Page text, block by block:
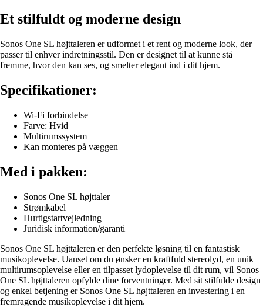
Et stilfuldt og moderne design
Sonos One SL højttaleren er udformet i et rent og moderne look, der
passer til enhver indretningsstil. Den er designet til at kunne stå
fremme, hvor den kan ses, og smelter elegant ind i dit hjem.
Specifikationer:
Wi-Fi forbindelse
Farve: Hvid
Multirumssystem
Kan monteres på væggen
Med i pakken:
Sonos One SL højttaler
Strømkabel
Hurtigstartvejledning
Juridisk information/garanti
Sonos One SL højttaleren er den perfekte løsning til en fantastisk
musikoplevelse. Uanset om du ønsker en kraftfuld stereolyd, en unik
multirumsoplevelse eller en tilpasset lydoplevelse til dit rum, vil Sonos
One SL højttaleren opfylde dine forventninger. Med sit stilfulde design
og enkel betjening er Sonos One SL højttaleren en investering i en
fremragende musikoplevelse i dit hjem.